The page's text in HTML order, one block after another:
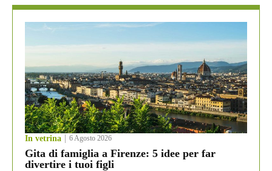
In vetrina 6 Agosto 2026
Gita di famiglia a Firenze: 5 idee per far
divertire i tuoi figli